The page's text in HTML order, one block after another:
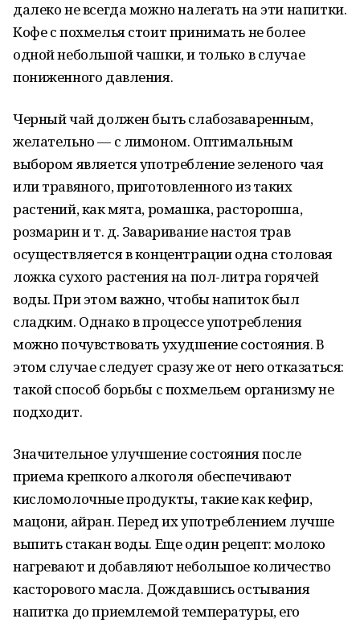
далеко не всегда можно налегать на эти напитки.
Кофе с похмелья стоит принимать не более
одной небольшой чашки, и только в случае
пониженного давления.
Черный чай должен быть слабозаваренным,
желательно — с лимоном. Оптимальным
выбором является употребление зеленого чая
или травяного, приготовленного из таких
растений, как мята, ромашка, расторопша,
розмарин и т. д. Заваривание настоя трав
осуществляется в концентрации одна столовая
ложка сухого растения на пол-литра горячей
воды. При этом важно, чтобы напиток был
сладким. Однако в процессе употребления
можно почувствовать ухудшение состояния. В
этом случае следует сразу же от него отказаться:
такой способ борьбы с похмельем организму не
подходит.
Значительное улучшение состояния после
приема крепкого алкоголя обеспечивают
кисломолочные продукты, такие как кефир,
мацони, айран. Перед их употреблением лучше
выпить стакан воды. Еще один рецепт: молоко
нагревают и добавляют небольшое количество
касторового масла. Дождавшись остывания
напитка до приемлемой температуры, его